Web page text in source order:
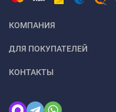
КОМПАНИЯ
ДЛЯ ПОКУПАТЕЛЕЙ
КОНТАКТЫ